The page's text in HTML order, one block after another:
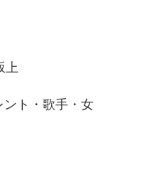
上
ト・歌手・女